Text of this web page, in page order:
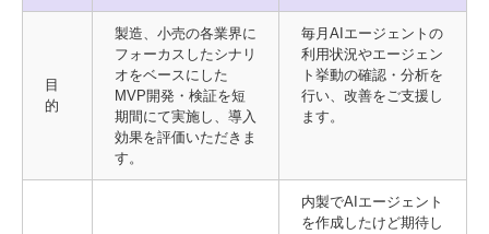
目
的
製造、小売の各業界に
フォーカスしたシナリ
オをベースにした
MVP開発・検証を短
期間にて実施し、導入
効果を評価いただきま
す。
毎月AIエージェントの
利用状況やエージェン
ト挙動の確認・分析を
行い、改善をご支援し
ます。
内製でAIエージェント
を作成したけど期待し